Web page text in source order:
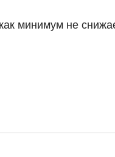
минимум не